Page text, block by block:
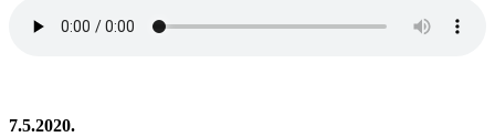
7.5.2020.